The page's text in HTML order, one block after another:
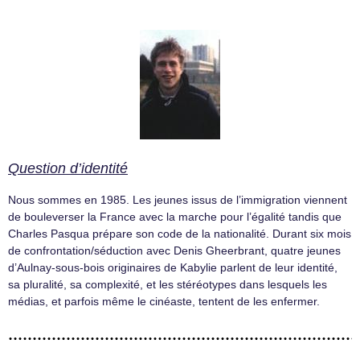
Question d’identité
Nous sommes en 1985. Les jeunes issus de l’immigration viennent
de bouleverser la France avec la marche pour l’égalité tandis que
Charles Pasqua prépare son code de la nationalité. Durant six mois
de confrontation/séduction avec Denis Gheerbrant, quatre jeunes
d’Aulnay-sous-bois originaires de Kabylie parlent de leur identité,
sa pluralité, sa complexité, et les stéréotypes dans lesquels les
médias, et parfois même le cinéaste, tentent de les enfermer.